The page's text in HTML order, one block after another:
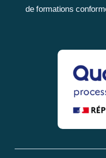
de formations